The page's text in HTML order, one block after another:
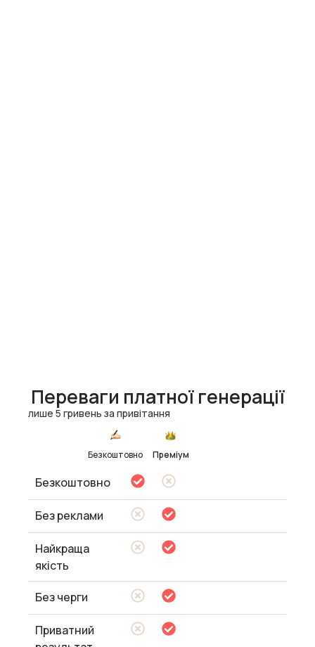
Переваги платної генерації
лише 5 гривень за привітання
Безкоштовно Преміум
Безкоштовно
Без реклами
Найкраща
якість
Без черги
Приватний